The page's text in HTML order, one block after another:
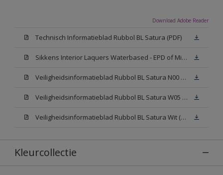
Download Adobe Reader
Technisch Informatieblad Rubbol BL Satura (PDF)
Sikkens Interior Laquers Waterbased - EPD of Milieuproductverklaring
Veiligheidsinformatieblad Rubbol BL Satura N00 (MSDS)
Veiligheidsinformatieblad Rubbol BL Satura W05 (MSDS)
Veiligheidsinformatieblad Rubbol BL Satura Wit (MSDS)
Kleurcollectie